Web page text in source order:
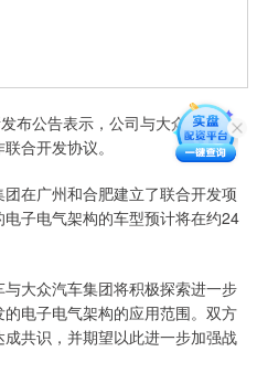
公告表示，公司与大众汽车集
合开发协议。
在广州和合肥建立了联合开发项
子电气架构的车型预计将在约24
大众汽车集团将积极探索进一步
电子电气架构的应用范围。双方
共识，并期望以此进一步加强战